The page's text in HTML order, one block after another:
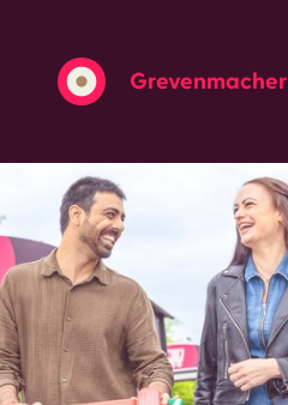
Grevenmacher
Wasserbillig